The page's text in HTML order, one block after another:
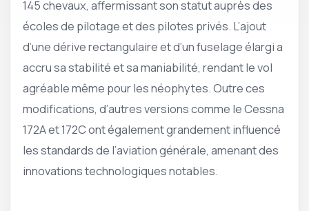
145 chevaux, affermissant son statut auprès des
écoles de pilotage et des pilotes privés. L’ajout
d’une dérive rectangulaire et d’un fuselage élargi a
accru sa stabilité et sa maniabilité, rendant le vol
agréable même pour les néophytes. Outre ces
modifications, d’autres versions comme le Cessna
172A et 172C ont également grandement influencé
les standards de l’aviation générale, amenant des
innovations technologiques notables.